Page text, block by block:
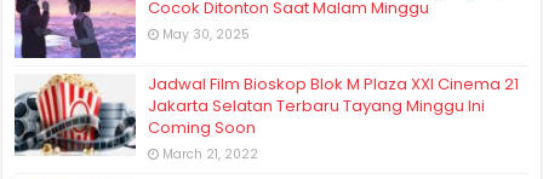
Cocok Ditonton Saat Malam Minggu
May 30, 2025
Jadwal Film Bioskop Blok M Plaza XXI Cinema 21
Jakarta Selatan Terbaru Tayang Minggu Ini
Coming Soon
March 21, 2022